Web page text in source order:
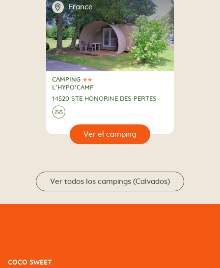
📍 France
2 Estrellas
CAMPING
CAMPING
L’HYPO’CAMP
14520 STE HONORINE DES PERTES
🌊
Ver todos los campings (Calvados)
COCO SWEET